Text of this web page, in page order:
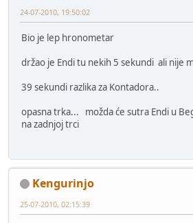
24-07-2010, 19:50:02
Bio je lep hronometar
držao je Endi tu nekih 5 sekundi ali nije
39 sekundi razlika za Kontadora..
opasna trka... možda će sutra Endi u
na zadnjoj trci
Kengurinjo
25-07-2010, 02:15:39